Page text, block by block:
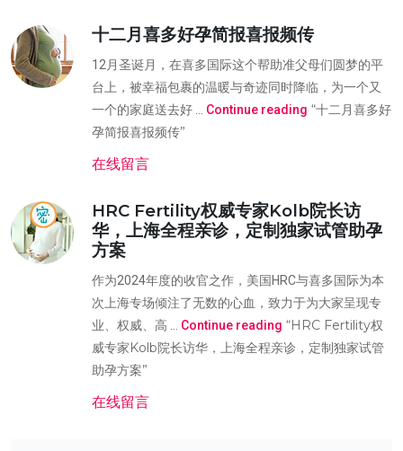
十二月喜多好孕简报喜报频传
12月圣诞月，在喜多国际这个帮助准父母们圆梦的平
台上，被幸福包裹的温暖与奇迹同时降临，为一个又
一个的家庭送去好 … Continue reading “十二月喜多好
孕简报喜报频传”
在线留言
HRC Fertility权威专家Kolb院长访
华，上海全程亲诊，定制独家试管助孕
方案
作为2024年度的收官之作，美国HRC与喜多国际为本
次上海专场倾注了无数的心血，致力于为大家呈现专
业、权威、高 … Continue reading “HRC Fertility权
威专家Kolb院长访华，上海全程亲诊，定制独家试管
助孕方案”
在线留言